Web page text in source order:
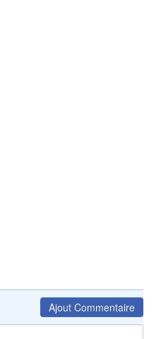
Ajout Commentaire